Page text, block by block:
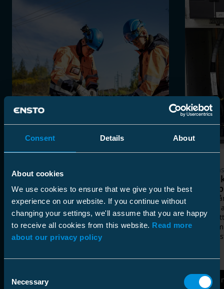
Consent Details About
About cookies
We use cookies to ensure that we give you the best
experience on our website. If you continue without
changing your settings, we'll assume that you are happy
to receive all cookies from this website. Read more
about our privacy policy
Selection
Necessary
Kundcase
Minutiös installation skapar en
solid grund för ett
väderbeständigt nätverk
Jordkablar är ett effektivt sätt att bygga
ett vädersäkert nätverk och öka nätets
tillförlitlighet, eftersom elnätet är bättre
skyddat mot utmanande
Läs mer
För tio
E.ON,
Läs